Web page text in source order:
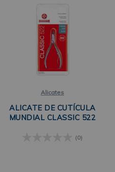
Alicates
ALICATE DE CUTÍCULA
MUNDIAL CLASSIC 522
(0)